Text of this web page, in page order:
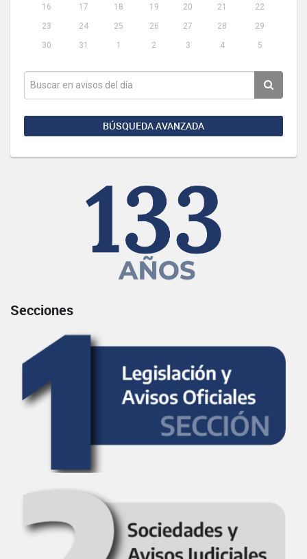
16
17 18 19 20 21
22
23
24 25 26 27 28
29
30
31 1 2 3 4 5
BÚSQUEDA AVANZADA
Secciones